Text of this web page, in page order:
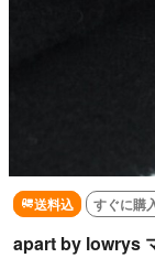
送料込 すぐに購
apart by lowrys